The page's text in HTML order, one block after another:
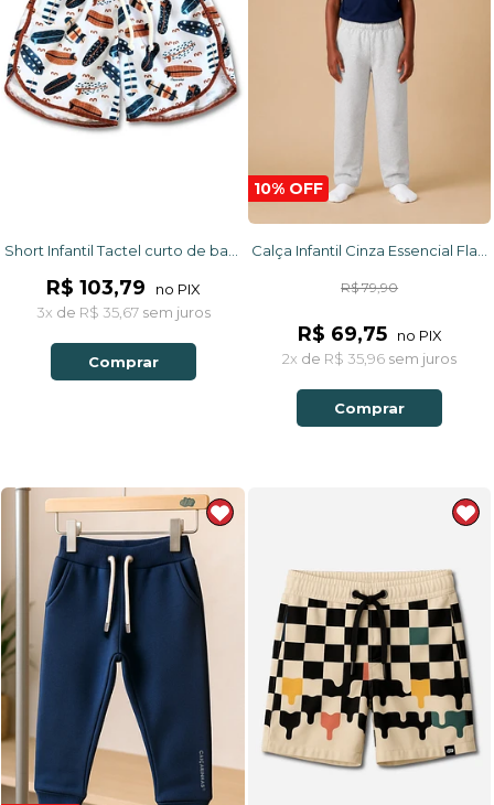
Short Infantil Tactel curto de banho com ajuste na cintura e Proteção UV 50+ Branco Pranchas
R$ 103,79
no PIX
3x de R$ 35,67sem juros
Comprar
10% OFF
Calça Infantil Cinza Essencial Flanelada
R$ 79,90
R$ 69,75
no PIX
2x de R$ 35,96 sem juros
Comprar